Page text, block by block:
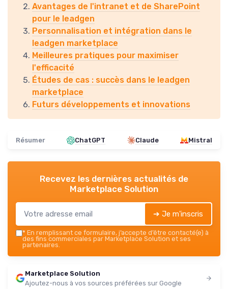
Avantages de l'intranet et de SharePoint
pour le leadgen
Personnalisation et intégration dans le
leadgen marketplace
Meilleures pratiques pour maximiser
l'efficacité
Études de cas : succès dans le leadgen
marketplace
Futurs développements et innovations
Résumer ChatGPT Claude Mistral
Recevez les dernières actualités de
Marketplace Solution
➔ Je m'inscris
* En remplissant ce formulaire, j’accepte d’être contacté(e) à
des fins commerciales par Marketplace Solution et ses
partenaires.
Marketplace Solution
Ajoutez-nous à vos sources préférées sur Google